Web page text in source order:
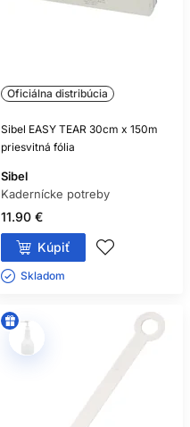
Oficiálna distribúcia
Sibel EASY TEAR 30cm x 150m
priesvitná fólia
Sibel
Kadernícke potreby
11.90 €
Kúpiť
Skladom ㅤ